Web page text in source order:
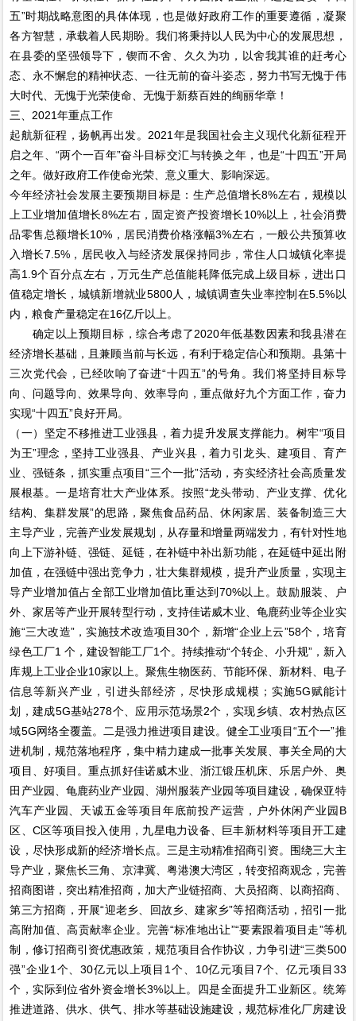
五”时期战略意图的具体体现，也是做好政府工作的重要遵循，凝聚
各方智慧，承载着人民期盼。我们将秉持以人民为中心的发展思想，
在县委的坚强领导下，锲而不舍、久久为功，以舍我其谁的赶考心
态、永不懈怠的精神状态、一往无前的奋斗姿态，努力书写无愧于伟
大时代、无愧于光荣使命、无愧于新蔡百姓的绚丽华章！
三、2021年重点工作
起航新征程，扬帆再出发。2021年是我国社会主义现代化新征程开
启之年、“两个一百年”奋斗目标交汇与转换之年，也是“十四五”开局
之年。做好政府工作使命光荣、意义重大、影响深远。
今年经济社会发展主要预期目标是：生产总值增长8%左右，规模以
上工业增加值增长8%左右，固定资产投资增长10%以上，社会消费
品零售总额增长10%，居民消费价格涨幅3%左右，一般公共预算收
入增长7.5%，居民收入与经济发展保持同步，常住人口城镇化率提
高1.9个百分点左右，万元生产总值能耗降低完成上级目标，进出口
值稳定增长，城镇新增就业5800人，城镇调查失业率控制在5.5%以
内，粮食产量稳定在16亿斤以上。
确定以上预期目标，综合考虑了2020年低基数因素和我县潜在
经济增长基础，且兼顾当前与长远，有利于稳定信心和预期。县第十
三次党代会，已经吹响了奋进“十四五”的号角。我们将坚持目标导
向、问题导向、效果导向、效率导向，重点做好九个方面工作，奋力
实现“十四五”良好开局。
（一）坚定不移推进工业强县，着力提升发展支撑能力。树牢“项目
为王”理念，坚持工业强县、产业兴县，着力引龙头、建项目、育产
业、强链条，抓实重点项目“三个一批”活动，夯实经济社会高质量发
展根基。一是培育壮大产业体系。按照“龙头带动、产业支撑、优化
结构、集群发展”的思路，聚焦食品药品、休闲家居、装备制造三大
主导产业，完善产业发展规划，从存量和增量两端发力，有针对性地
向上下游补链、强链、延链，在补链中补出新功能，在延链中延出附
加值，在强链中强出竞争力，壮大集群规模，提升产业质量，实现主
导产业增加值占全部工业增加值比重达到70%以上。鼓励服装、户
外、家居等产业开展转型行动，支持佳诺威木业、龟鹿药业等企业实
施“三大改造”，实施技术改造项目30个，新增“企业上云”58个，培育
绿色工厂1 个，建设智能工厂1个。持续推动“个转企、小升规”，新入
库规上工业企业10家以上。聚焦生物医药、节能环保、新材料、电子
信息等新兴产业，引进头部经济，尽快形成规模；实施5G赋能计
划，建成5G基站278个、应用示范场景2个，实现乡镇、农村热点区
域5G网络全覆盖。二是强力推进项目建设。健全工业项目“五个一”推
进机制，规范落地程序，集中精力建成一批事关发展、事关全局的大
项目、好项目。重点抓好佳诺威木业、浙江锻压机床、乐居户外、奥
田产业园、龟鹿药业产业园、湖州服装产业园等项目建设，确保亚特
汽车产业园、天诚五金等项目年底前投产运营，户外休闲产业园B
区、C区等项目投入使用，九星电力设备、巨丰新材料等项目开工建
设，尽快形成新的经济增长点。三是主动精准招商引资。围绕三大主
导产业，聚焦长三角、京津冀、粤港澳大湾区，转变招商观念，完善
招商图谱，突出精准招商，加大产业链招商、大员招商、以商招商、
第三方招商，开展“迎老乡、回故乡、建家乡”等招商活动，招引一批
高附加值、高贡献率企业。完善“标准地出让”“要素跟着项目走”等机
制，修订招商引资优惠政策，规范项目合作协议，力争引进“三类500
强”企业1个、30亿元以上项目1个、10亿元项目7个、亿元项目33
个，实际到位省外资金增长3%以上。四是全面提升工业新区。统筹
推进道路、供水、供气、排水等基础设施建设，规范标准化厂房建设